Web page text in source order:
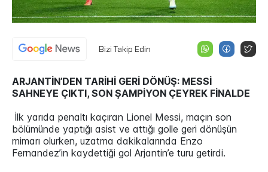
Bizi Takip Edin
ARJANTİN’DEN TARİHİ GERİ DÖNÜŞ: MESSİ
SAHNEYE ÇIKTI, SON ŞAMPİYON ÇEYREK FİNALDE
İlk yarıda penaltı kaçıran Lionel Messi, maçın son
bölümünde yaptığı asist ve attığı golle geri dönüşün
mimarı olurken, uzatma dakikalarında Enzo
Fernandez’in kaydettiği gol Arjantin’e turu getirdi.